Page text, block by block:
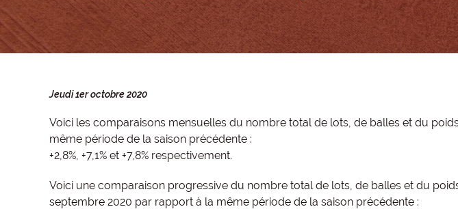
Jeudi 1er octobre 2020
Voici les comparaisons mensuelles du nombre total de lots, de balles et du
même période de la saison précédente :
+2,8%, +7,1% et +7,8% respectivement.
Voici une comparaison progressive du nombre total de lots, de balles et du
septembre 2020 par rapport à la même période de la saison précédente :